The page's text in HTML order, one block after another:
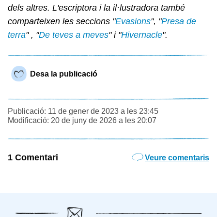
dels altres. L'escriptora i la il·lustradora també
comparteixen les seccions "Evasions", "Presa de
terra" , "De teves a meves" i "Hivernacle".
Desa la publicació
Publicació: 11 de gener de 2023 a les 23:45
Modificació: 20 de juny de 2026 a les 20:07
1 Comentari Veure comentaris